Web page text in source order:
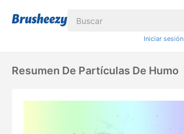
Iniciar sesión
Resumen De Partículas De Humo